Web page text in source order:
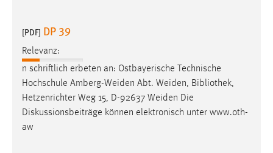
[PDF] DP 39
Relevanz:
n schriftlich erbeten an: Ostbayerische Technische
Hochschule Amberg-Weiden Abt. Weiden, Bibliothek,
Hetzenrichter Weg 15, D-92637 Weiden Die
Diskussionsbeiträge können elektronisch unter www.oth-
aw